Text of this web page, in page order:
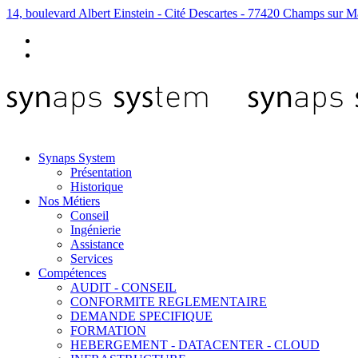
14, boulevard Albert Einstein - Cité Descartes - 77420 Champs sur
Synaps System
Présentation
Historique
Nos Métiers
Conseil
Ingénierie
Assistance
Services
Compétences
AUDIT - CONSEIL
CONFORMITE REGLEMENTAIRE
DEMANDE SPECIFIQUE
FORMATION
HEBERGEMENT - DATACENTER - CLOUD